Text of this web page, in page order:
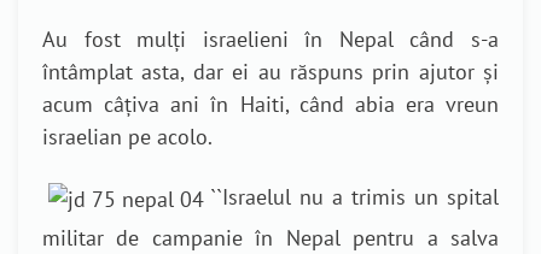
Au fost mulți israelieni în Nepal când s-a
întâmplat asta, dar ei au răspuns prin ajutor și
acum câțiva ani în Haiti, când abia era vreun
israelian pe acolo.
``Israelul nu a trimis un spital
militar de campanie în Nepal pentru a salva